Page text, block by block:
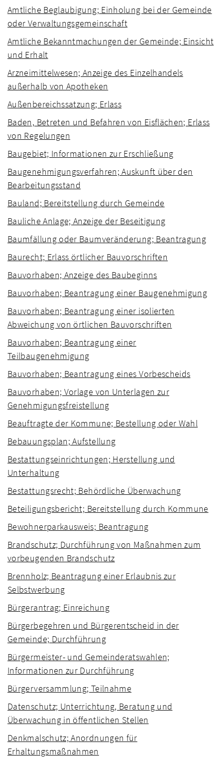
Amtliche Beglaubigung; Einholung bei der Gemeinde
oder Verwaltungsgemeinschaft
Amtliche Bekanntmachungen der Gemeinde; Einsicht
und Erhalt
Arzneimittelwesen; Anzeige des Einzelhandels
außerhalb von Apotheken
Außenbereichssatzung; Erlass
Baden, Betreten und Befahren von Eisflächen; Erlass
von Regelungen
Baugebiet; Informationen zur Erschließung
Baugenehmigungsverfahren; Auskunft über den
Bearbeitungsstand
Bauland; Bereitstellung durch Gemeinde
Bauliche Anlage; Anzeige der Beseitigung
Baumfällung oder Baumveränderung; Beantragung
Baurecht; Erlass örtlicher Bauvorschriften
Bauvorhaben; Anzeige des Baubeginns
Bauvorhaben; Beantragung einer Baugenehmigung
Bauvorhaben; Beantragung einer isolierten
Abweichung von örtlichen Bauvorschriften
Bauvorhaben; Beantragung einer
Teilbaugenehmigung
Bauvorhaben; Beantragung eines Vorbescheids
Bauvorhaben; Vorlage von Unterlagen zur
Genehmigungsfreistellung
Beauftragte der Kommune; Bestellung oder Wahl
Bebauungsplan; Aufstellung
Bestattungseinrichtungen; Herstellung und
Unterhaltung
Bestattungsrecht; Behördliche Überwachung
Beteiligungsbericht; Bereitstellung durch Kommune
Bewohnerparkausweis; Beantragung
Brandschutz; Durchführung von Maßnahmen zum
vorbeugenden Brandschutz
Brennholz; Beantragung einer Erlaubnis zur
Selbstwerbung
Bürgerantrag; Einreichung
Bürgerbegehren und Bürgerentscheid in der
Gemeinde; Durchführung
Bürgermeister- und Gemeinderatswahlen;
Informationen zur Durchführung
Bürgerversammlung; Teilnahme
Datenschutz; Unterrichtung, Beratung und
Überwachung in öffentlichen Stellen
Denkmalschutz; Anordnungen für
Erhaltungsmaßnahmen